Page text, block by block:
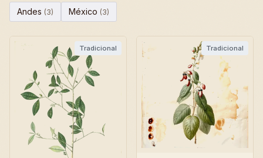
Andes (3) México (3)
Tradicional Tradicional